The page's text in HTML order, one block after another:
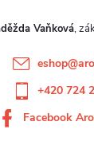
Vaňková
eshop@
+420 724
Facebook